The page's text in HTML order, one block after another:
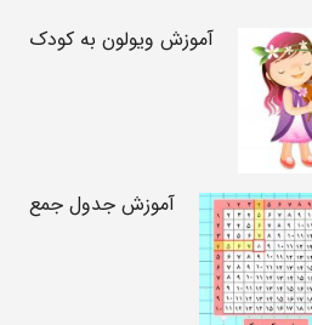
آموزش ویولون به کودک
آموزش جدول جمع